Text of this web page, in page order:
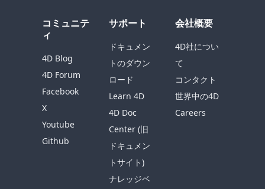
コミュニテ
ィ
4D Blog
4D Forum
Facebook
X
Youtube
Github
サポート
ドキュメン
トのダウン
ロード
Learn 4D
4D Doc
Center (旧
ドキュメン
トサイト)
ナレッジベ
会社概要
4D社につい
て
コンタクト
世界中の4D
Careers